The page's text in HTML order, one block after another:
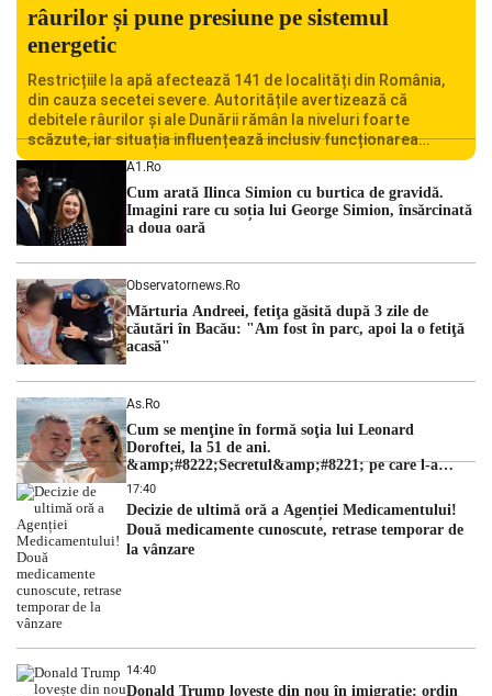
râurilor și pune presiune pe sistemul
energetic
Restricțiile la apă afectează 141 de localități din România,
din cauza secetei severe. Autoritățile avertizează că
debitele râurilor și ale Dunării rămân la niveluri foarte
scăzute, iar situația influențează inclusiv funcționarea
Centralei Nucleare de la Cernavodă. România se confruntă
cu una dintre cele mai dificile perioade din punct de vedere
hidrologic din ultimii ani. Lipsa […]
A1.ro
Cum arată Ilinca Simion cu burtica de gravidă.
Imagini rare cu soția lui George Simion, însărcinată
a doua oară
Observatornews.ro
Mărturia Andreei, fetiţa găsită după 3 zile de
căutări în Bacău: "Am fost în parc, apoi la o fetiţă
acasă"
As.ro
Cum se menţine în formă soţia lui Leonard
Doroftei, la 51 de ani.
&amp;#8222;Secretul&amp;#8221; pe care l-a
dezvăluit
17:40
Decizie de ultimă oră a Agenției Medicamentului!
Două medicamente cunoscute, retrase temporar de
la vânzare
14:40
Donald Trump lovește din nou în imigrație: ordin